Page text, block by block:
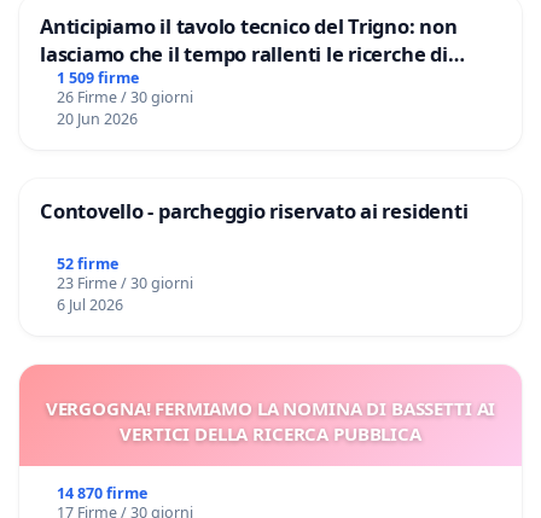
Anticipiamo il tavolo tecnico del Trigno: non
lasciamo che il tempo rallenti le ricerche di
Domenico Racanati
1 509 firme
26 Firme / 30 giorni
20 Jun 2026
Contovello - parcheggio riservato ai residenti
52 firme
23 Firme / 30 giorni
6 Jul 2026
VERGOGNA! FERMIAMO LA NOMINA DI BASSETTI AI
VERTICI DELLA RICERCA PUBBLICA
14 870 firme
17 Firme / 30 giorni